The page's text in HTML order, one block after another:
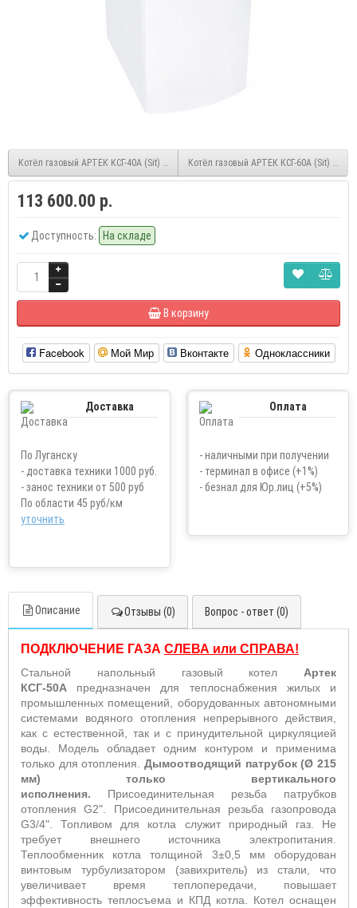
Котёл газовый АРТЕК КСГ-40А (Sit) напольныйКотёл газовый АРТЕК КСГ-60А (Sit)
113 600.00 р.
Доступность: На складе
В корзину
Facebook Мой Мир Вконтакте Одноклассники
Доставка
По Луганску
- доставка техники 1000 руб.
- занос техники от 500 руб
По области 45 руб/км
уточнить
Оплата
- наличными при получении
- терминал в офисе (+1%)
- безнал для Юр.лиц (+5%)
Описание Отзывы (0) Вопрос - ответ (0)
ПОДКЛЮЧЕНИЕ ГАЗА СЛЕВА или СПРАВА!
Стальной напольный газовый котел Артек
КСГ-50А предназначен для теплоснабжения жилых и
промышленных помещений, оборудованных автономными
системами водяного отопления непрерывного действия,
как с естественной, так и с принудительной циркуляцией
воды. Модель обладает одним контуром и применима
только для отопления. Дымоотводящий патрубок (Ø 215
мм) только вертикального
исполнения. Присоединительная резьба патрубков
отопления G2". Присоединительная резьба газопровода
G3/4". Топливом для котла служит природный газ. Не
требует внешнего источника электропитания.
Теплообменник котла толщиной 3±0,5 мм оборудован
винтовым турбулизатором (завихритель) из стали, что
увеличивает время теплопередачи, повышает
эффективность теплосъема и КПД котла. Котел оснащен